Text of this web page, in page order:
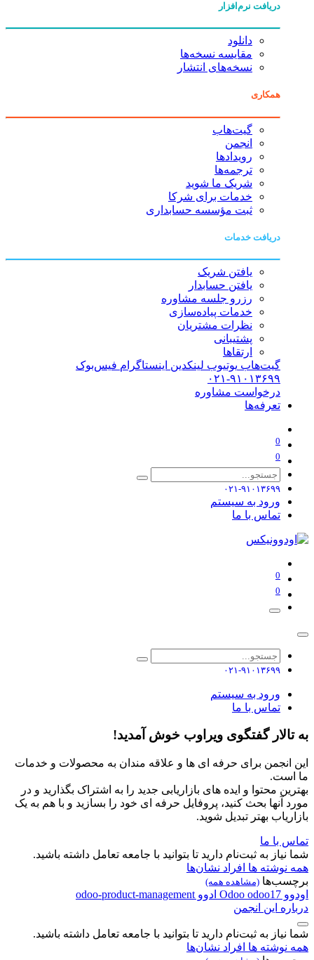
دریافت نرم‌افزار
دانلود
مقایسه نسخه‌ها
نسخه‌های انتشار
همکاری
گیت‌هاب
انجمن
رویدادها
ترجمه‌ها
شریک ما شوید
خدمات برای شرکا
ثبت مؤسسه حسابداری
دریافت خدمات
یافتن شریک
یافتن حسابدار
رزرو جلسه مشاوره
خدمات پیاده‌سازی
نظرات مشتریان
پشتیبانی
ارتقاها
گیت‌هاب یوتیوب لینکدین اینستاگرام فیس‌بوک
۰۲۱-۹۱۰۱۳۶۹۹
درخواست مشاوره
تعرفه‌ها
0
0
۰۲۱-۹۱۰۱۳۶۹۹
ورود به سیستم
تماس با ما
0
0
۰۲۱-۹۱۰۱۳۶۹۹
ورود به سیستم
تماس با ما
به تالار گفتگوی ویراوب خوش آمدید!
این انجمن برای حرفه ای ها و علاقه مندان به محصولات و خدمات
ما است.
بهترین محتوا و ایده های بازاریابی جدید را به اشتراک بگذارید و در
مورد آنها بحث کنید، پروفایل حرفه ای خود را بسازید و با هم به یک
بازاریاب بهتر تبدیل شوید.
تماس با ما
شما نیاز به ثبت‌نام دارید تا بتوانید با جامعه تعامل داشته باشید.
همه نوشته ها افراد نشان‌ها
برچسب‌ها (مشاهده همه)
اودوو Odoo odoo17 ادوو odoo-product-management
درباره این انجمن
شما نیاز به ثبت‌نام دارید تا بتوانید با جامعه تعامل داشته باشید.
همه نوشته ها افراد نشان‌ها